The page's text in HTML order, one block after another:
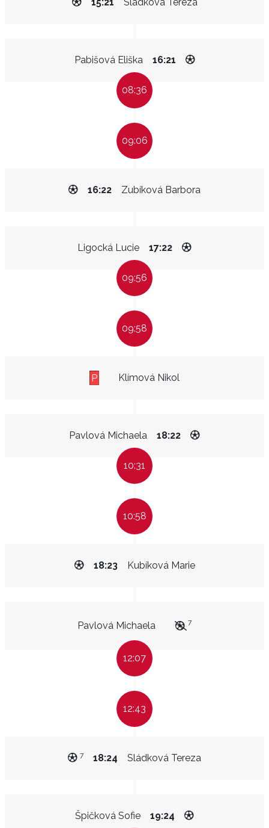
Pabišová Eliška 16:21
08:36
09:06
Zubíková Barbora
16:22
Ligocká Lucie 17:22
09:56
09:58
Klímová Nikol
P
Pavlová Michaela 18:22
10:31
10:58
Kubíková Marie
18:23
Pavlová Michaela 7
12:07
12:43
Sládková Tereza
18:24
7
Špičková Sofie 19:24